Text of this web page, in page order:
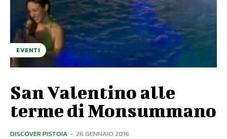
EVENTI
San Valentino alle
terme di Monsummano
DISCOVER PISTOIA - 26 GENNAIO 2016